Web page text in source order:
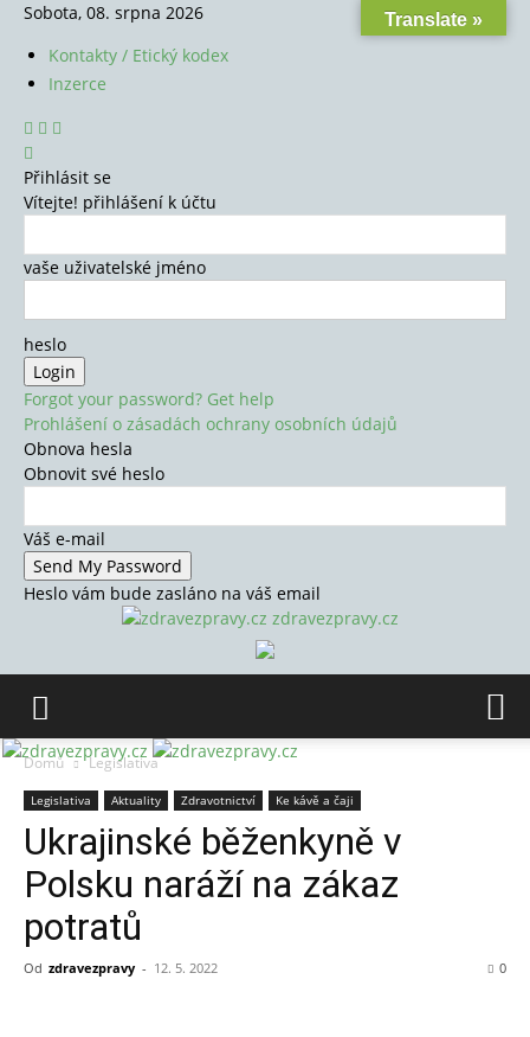
Sobota, 08. srpna 2026
Kontakty / Etický kodex
Inzerce
Přihlásit se
Vítejte! přihlášení k účtu
vaše uživatelské jméno
heslo
Forgot your password? Get help
Prohlášení o zásadách ochrany osobních údajů
Obnova hesla
Obnovit své heslo
Váš e-mail
Heslo vám bude zasláno na váš email
zdravezpravy.cz
Domů Legislativa
Legislativa Aktuality Zdravotnictví Ke kávě a čaji
Ukrajinské běženkyně v
Polsku naráží na zákaz
potratů
Od zdravezpravy - 12. 5. 2022 0
Translate »